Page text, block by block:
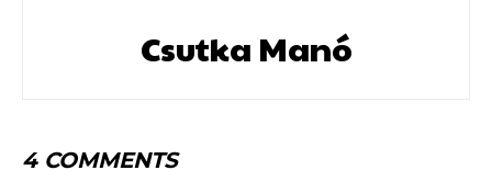
Csutka Manó
4 COMMENTS